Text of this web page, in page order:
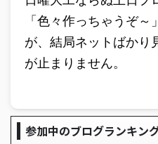
「色々作っちゃうぞ
が、結局ネットばかり
が止まりません。
参加中のブログランキン